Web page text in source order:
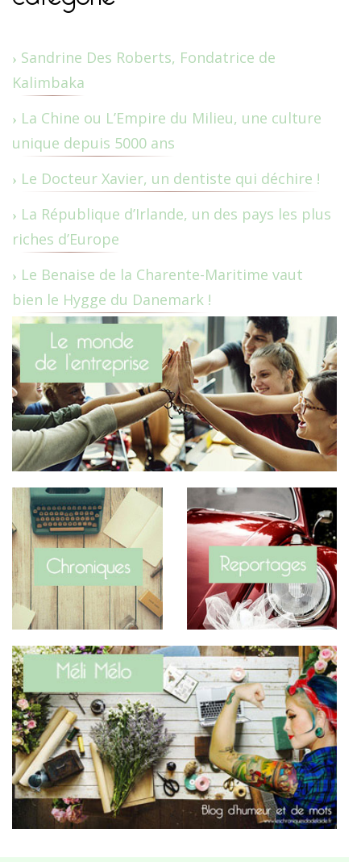
Sandrine Des Roberts, Fondatrice de
Kalimbaka
La Chine ou L’Empire du Milieu, une culture
unique depuis 5000 ans
Le Docteur Xavier, un dentiste qui déchire !
La République d’Irlande, un des pays les plus
riches d’Europe
Le Benaise de la Charente-Maritime vaut
bien le Hygge du Danemark !